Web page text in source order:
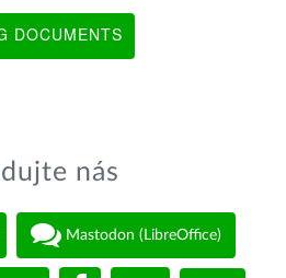
DOCUMENTS
nás
Mastodon (LibreOffice)